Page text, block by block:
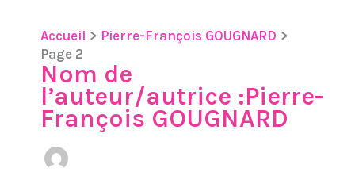
Accueil
Pierre-François GOUGNARD
Page 2
Nom de
l’auteur/autrice :Pierre-
François GOUGNARD